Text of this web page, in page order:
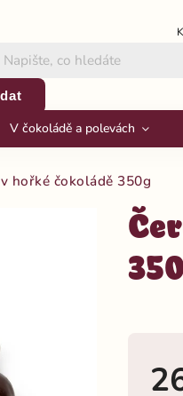
V čokoládě a polevách
hořké čokoládě 350g